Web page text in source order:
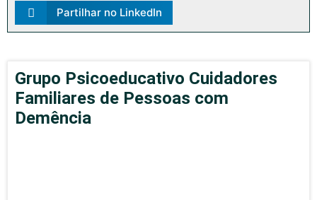
Partilhar no LinkedIn
Grupo Psicoeducativo Cuidadores
Familiares de Pessoas com
Demência